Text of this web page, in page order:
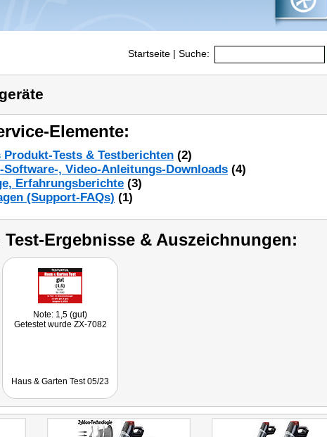
Startseite | Suche:
Elemente:
Produkt-Tests & Testberichten (2)
Software-, Video-Anleitungs-Downloads (4)
Erfahrungsberichte (3)
(Support-FAQs) (1)
Test-Ergebnisse & Auszeichnungen:
Note: 1,5 (gut)
Getestet wurde ZX-7082
Haus & Garten Test 05/23